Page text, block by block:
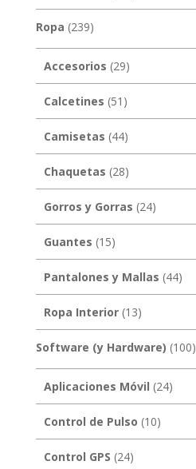
Ropa (239)
Accesorios (29)
Calcetines (51)
Camisetas (44)
Chaquetas (28)
Gorros y Gorras (24)
Guantes (15)
Pantalones y Mallas (44)
Ropa Interior(13)
Software (y Hardware) (100)
Aplicaciones Móvil (24)
Control de Pulso (10)
Control GPS (24)